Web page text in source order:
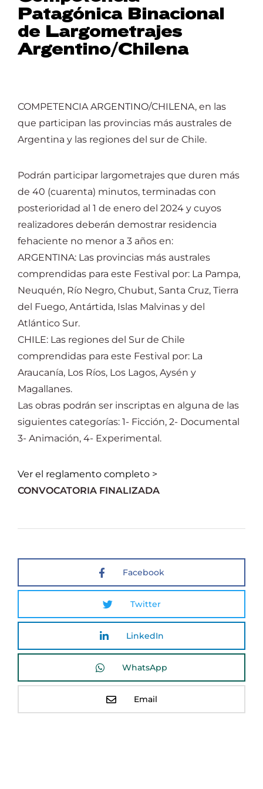
Patagónica Binacional
de Largometrajes
Argentino/Chilena
COMPETENCIA ARGENTINO/CHILENA, en las
que participan las provincias más australes de
Argentina y las regiones del sur de Chile.
Podrán participar largometrajes que duren más
de 40 (cuarenta) minutos, terminadas con
posterioridad al 1 de enero del 2024 y cuyos
realizadores deberán demostrar residencia
fehaciente no menor a 3 años en:
ARGENTINA: Las provincias más australes
comprendidas para este Festival por: La Pampa,
Neuquén, Río Negro, Chubut, Santa Cruz, Tierra
del Fuego, Antártida, Islas Malvinas y del
Atlántico Sur.
CHILE: Las regiones del Sur de Chile
comprendidas para este Festival por: La
Araucanía, Los Ríos, Los Lagos, Aysén y
Magallanes.
Las obras podrán ser inscriptas en alguna de las
siguientes categorías: 1- Ficción, 2- Documental
3- Animación, 4- Experimental.
Ver el reglamento completo >
CONVOCATORIA FINALIZADA
Facebook
Twitter
LinkedIn
WhatsApp
Email
Lost Your Password?